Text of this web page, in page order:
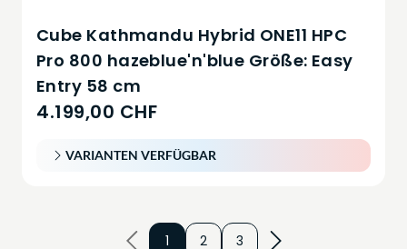
Cube Kathmandu Hybrid ONE11 HPC
Pro 800 hazeblue'n'blue Größe: Easy
Entry 58 cm
4.199,00 CHF
VARIANTEN VERFÜGBAR
1 2 3